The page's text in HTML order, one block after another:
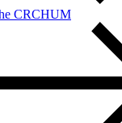
CRCHUM